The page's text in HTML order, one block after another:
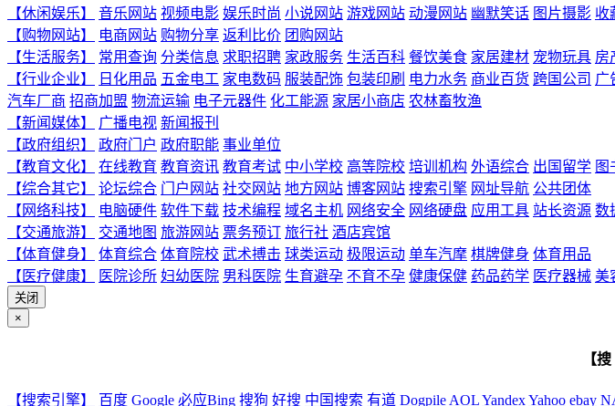
【休闲娱乐】 音乐网站 视频电影 娱乐时尚 小说网站 游戏网站 动漫网站 幽默笑话 图片摄影 收
【购物网站】
电商网站 购物分享 返利比价 团购网站
【生活服务】
常用查询 分类信息 求职招聘 家政服务 生活百科 餐饮美食 家居建材 宠物玩具 房
【行业企业】
日化用品 五金电工 家电数码 服装配饰 包装印刷 电力水务 商业百货 跨国公司 广
汽车厂商 招商加盟 物流运输 电子元器件 化工能源 家居小商店 农林畜牧渔
【新闻媒体】
广播电视 新闻报刊
【政府组织】
政府门户 政府职能 事业单位
【教育文化】
在线教育 教育资讯 教育考试 中小学校 高等院校 培训机构 外语综合 出国留学 图
【综合其它】
论坛综合 门户网站 社交网站 地方网站 博客网站 搜索引擎 网址导航 公共团体
【网络科技】
电脑硬件 软件下载 技术编程 域名主机 网络安全 网络硬盘 应用工具 站长资源 数
【交通旅游】
交通地图 旅游网站 票务预订 旅行社 酒店宾馆
【体育健身】
体育综合 体育院校 武术搏击 球类运动 极限运动 单车汽摩 棋牌健身 体育用品
【医疗健康】
医院诊所 妇幼医院 男科医院 生育避孕 不育不孕 健康保健 药品药学 医疗器械 美
关闭
×
【搜
【搜索引擎】 百度 Google 必应Bing 搜狗 好搜 中国搜索 有道 Dogpile AOLYandexYahoo ebay